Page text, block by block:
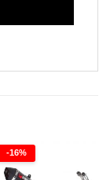
-16%